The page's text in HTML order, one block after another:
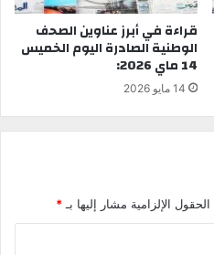
قراءة في أبرز عناوين الصحف
الوطنية الصادرة اليوم الخميس
14 ماي 2026:
14 مايو 2026
الحقول الإلزامية مشار إليها بـ *